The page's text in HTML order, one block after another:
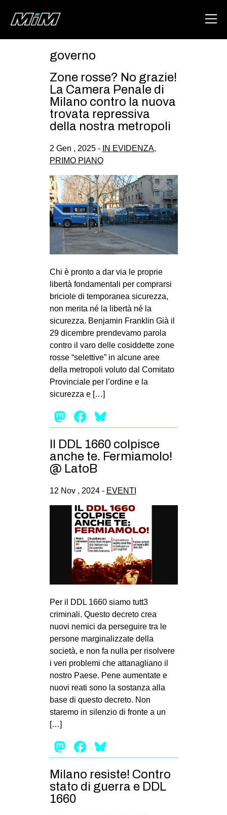
ABOUT
DEGENERAZIONE
GAZA FREESTYLE
CSOA LAMBRETTA
MSM
STUDENTI TSUNAMI
ZAM
MILANO
MOBILITAZIONI
SPAZI
SPORT POPOLARE
MOVIMENTI
AMBIENTE
ANTIFASCISMO
DIRITTO ALL’ABITARE
MIGRAZIONI
PRECARIATO
REPRESSIONE
STUDENTI
CULTURE
MANIFESTI
MUSICA
RECENSIONI
INTERNAZIONALE
ESTREMO ORIENTE
EUROPA
MEDIO ORIENTE
MONDO
EVENTI
bsky
governo
Zone rosse? No grazie!
La Camera Penale di
Milano contro la nuova
trovata repressiva
della nostra metropoli
2 Gen , 2025 - IN EVIDENZA,
PRIMO PIANO
Chi è pronto a dar via le proprie
libertà fondamentali per comprarsi
briciole di temporanea sicurezza,
non merita né la libertà né la
sicurezza. Benjamin Franklin Già il
29 dicembre prendevamo parola
contro il varo delle cosiddette zone
rosse “selettive” in alcune aree
della metropoli voluto dal Comitato
Provinciale per l’ordine e la
sicurezza e […]
Mastodon
Facebook
Il DDL 1660 colpisce
anche te. Fermiamolo!
@ LatoB
12 Nov , 2024 - EVENTI
Per il DDL 1660 siamo tutt3
criminali. Questo decreto crea
nuovi nemici da perseguire tra le
persone marginalizzate della
società, e non fa nulla per risolvere
i veri problemi che attanagliano il
nostro Paese. Pene aumentate e
nuovi reati sono la sostanza alla
base di questo decreto. Non
staremo in silenzio di fronte a un
[…]
Mastodon
Facebook
Milano resiste! Contro
stato di guerra e DDL
1660